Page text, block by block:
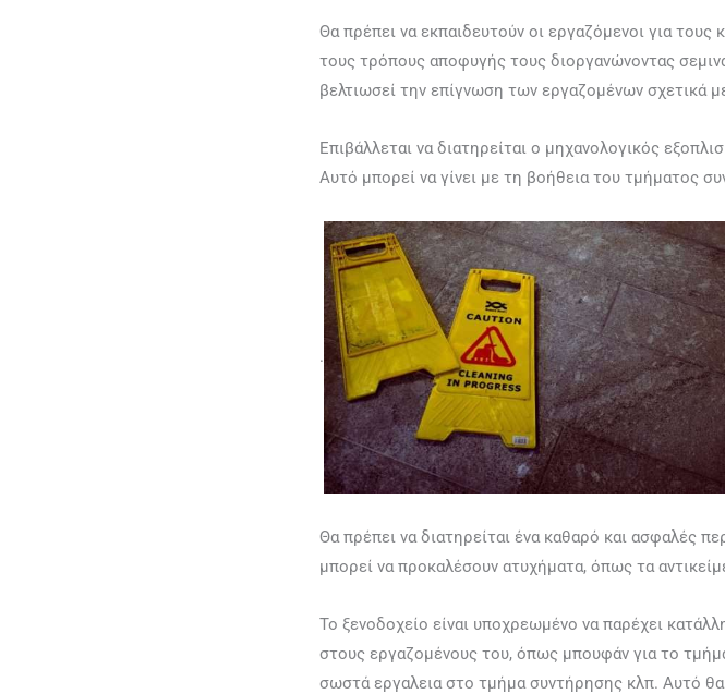
Θα πρέπει να εκπαιδευτούν οι εργαζόμενοι για
τους τρόπους αποφυγής τους διοργανώνοντας
βελτιωσεί την επίγνωση των εργαζομένων σχετικά
Επιβάλλεται να διατηρείται ο μηχανολογικός
Αυτό μπορεί να γίνει με τη βοήθεια του τμήματος
.
Θα πρέπει να διατηρείται ένα καθαρό και ασφαλές
μπορεί να προκαλέσουν ατυχήματα, όπως τα
Το ξενοδοχείο είναι υποχρεωμένο να παρέχει
στους εργαζομένους του, όπως μπουφάν για το
σωστά εργαλεια στο τμήμα συντήρησης κλπ. Αυτό